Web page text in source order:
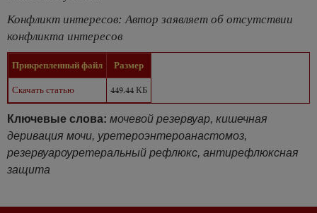
Конфликт интересов: Автор заявляет об отсутствии
конфликта интересов
Прикрепленный файл
Размер
Скачать статью
449.44 КБ
Ключевые слова: мочевой резервуар, кишечная
деривация мочи, уретероэнтероанастомоз,
резервуароуретеральный рефлюкс, антирефлюксная
защита